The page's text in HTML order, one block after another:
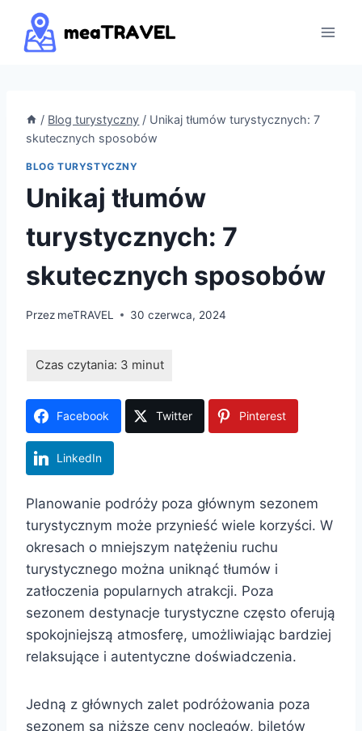
Przejdź
treści
/ Blog turystyczny / Unikaj tłumów turystycznych: 7
skutecznych sposobów
BLOG TURYSTYCZNY
Unikaj tłumów
turystycznych: 7
skutecznych sposobów
Przez meTRAVEL 30 czerwca, 2024
Facebook Twitter Pinterest
LinkedIn
Planowanie podróży poza głównym sezonem
turystycznym może przynieść wiele korzyści. W
okresach o mniejszym natężeniu ruchu
turystycznego można uniknąć tłumów i
zatłoczenia popularnych atrakcji. Poza
sezonem destynacje turystyczne często oferują
spokojniejszą atmosferę, umożliwiając bardziej
relaksujące i autentyczne doświadczenia.
Jedną z głównych zalet podróżowania poza
sezonem są niższe ceny noclegów, biletów